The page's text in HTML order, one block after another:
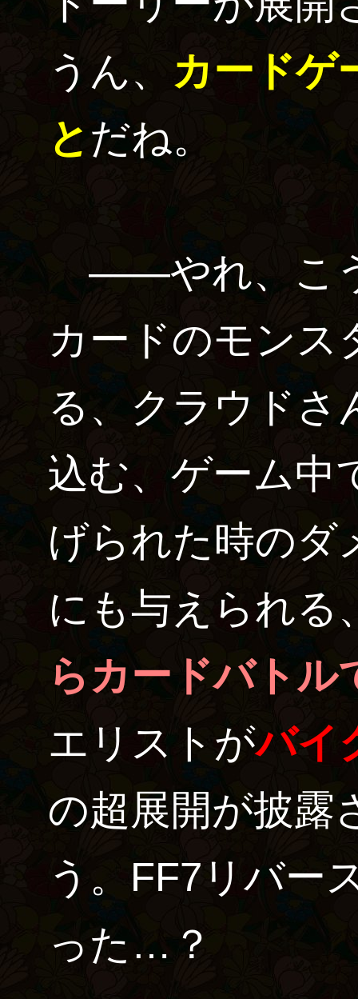
うん、
カードゲ
と だね。
――やれ、こ
カードのモンス
る、クラウドさ
込む、ゲーム中
げられた時のダ
にも与えられる
らカードバトル
エリストがバイ
の超展開が披露
う。FF7リバー
った…？